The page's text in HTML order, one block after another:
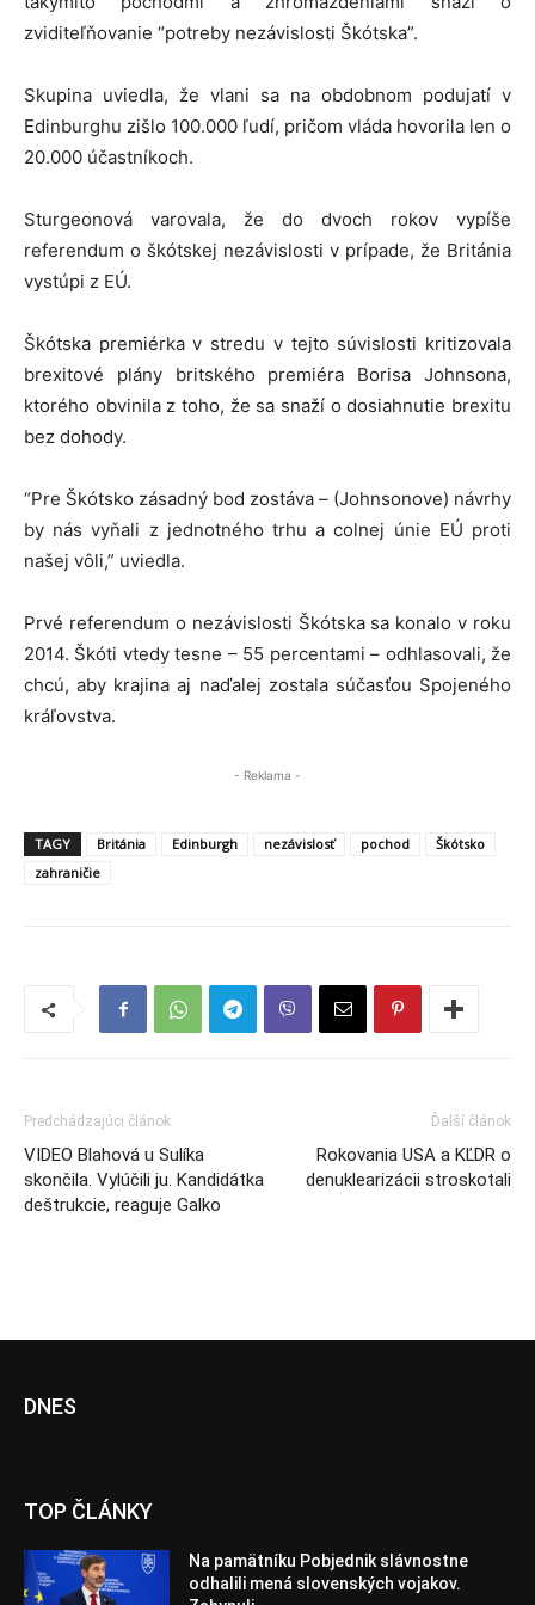
zviditeľňovanie “potreby nezávislosti Škótska”.
Skupina uviedla, že vlani sa na obdobnom podujatí v
Edinburghu zišlo 100.000 ľudí, pričom vláda hovorila len o
20.000 účastníkoch.
Sturgeonová varovala, že do dvoch rokov vypíše
referendum o škótskej nezávislosti v prípade, že Británia
vystúpi z EÚ.
Škótska premiérka v stredu v tejto súvislosti kritizovala
brexitové plány britského premiéra Borisa Johnsona,
ktorého obvinila z toho, že sa snaží o dosiahnutie brexitu
bez dohody.
“Pre Škótsko zásadný bod zostáva – (Johnsonove) návrhy
by nás vyňali z jednotného trhu a colnej únie EÚ proti
našej vôli,” uviedla.
Prvé referendum o nezávislosti Škótska sa konalo v roku
2014. Škóti vtedy tesne – 55 percentami – odhlasovali, že
chcú, aby krajina aj naďalej zostala súčasťou Spojeného
kráľovstva.
- Reklama -
TAGY Británia Edinburgh nezávislosť pochod
Škótsko
zahraničie
Predchádzajúci článok
VIDEO Blahová u Sulíka
skončila. Vylúčili ju. Kandidátka
deštrukcie, reaguje Galko
Ďalší článok
Rokovania USA a KĽDR o
denuklearizácii stroskotali
DNES
TOP ČLÁNKY
Na pamätníku Pobjednik slávnostne
odhalili mená slovenských vojakov.